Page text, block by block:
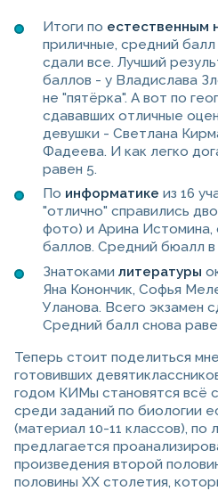
Итоги по естественным
приличные, средний балл
сдали все. Лучший
баллов - у Владислава
не "пятёрка". А вот по
сдававших отличные
девушки - Светлана
Фадеева. И как легко
равен 5.
По информатике из 16
"отлично" справились
фото) и Арина Истомина,
баллов. Средний бюалл в
Знатоками литературы
Яна Конончик, Софья
Уланова. Всего экзамен
Средний балл снова
Теперь стоит поделиться
готовивших
годом КИМы становятся всё
среди заданий по биологии
(материал 10-11 классов), по
предлагается
произведения второй
половины XX столетия,